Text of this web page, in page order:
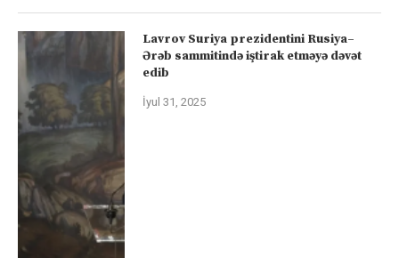
Lavrov Suriya prezidentini Rusiya–
Ərəb sammitində iştirak etməyə dəvət
edib
İyul 31, 2025